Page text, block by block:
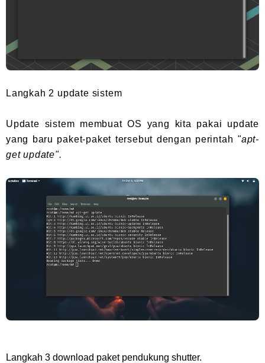
Langkah 2 update sistem
Update sistem membuat OS yang kita pakai update
yang baru paket-paket tersebut dengan perintah "apt-
get update".
Langkah 3 download paket pendukung shutter.